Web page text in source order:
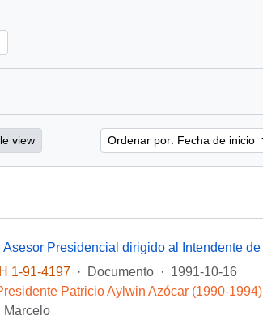
view Ordenar por: Fecha de inicio
1-91-4197
· Documento · 1991-10-16
Patricio Aylwin Azócar (1990-1994)
Marcelo